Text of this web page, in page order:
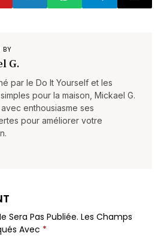
BY
G.
par le Do It Yourself et les
pour la maison, Mickael G.
enthousiasme ses
pour améliorer votre
Sera Pas Publiée. Les Champs
Avec *